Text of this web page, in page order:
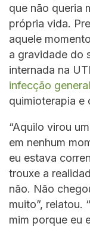
que não queria
própria vida.
aquele
a gravidade do
internada na
infecção
quimioterapia e
“Aquilo virou
em nenhum
eu estava
trouxe a
não. Não
muito”, relatou.
mim porque eu